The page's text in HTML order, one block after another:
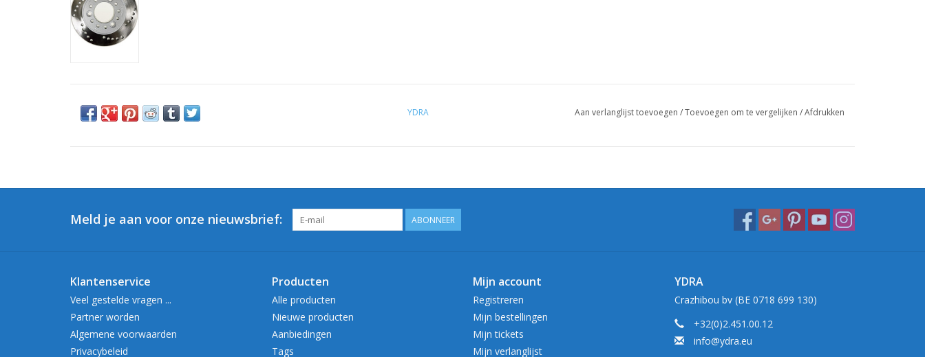
YDRA Aan verlanglijst toevoegen /Toevoegen om te vergelijken /Afdrukken
Meld je aan voor onze nieuwsbrief: ABONNEER
Klantenservice
Veel gestelde vragen ...
Partner worden
Algemene voorwaarden
Privacybeleid
Producten
Alle producten
Nieuwe producten
Aanbiedingen
Tags
Mijn account
Registreren
Mijn bestellingen
Mijn tickets
Mijn verlanglijst
YDRA
Crazhibou bv (BE 0718 699 130)
+32(0)2.451.00.12
info@ydra.eu